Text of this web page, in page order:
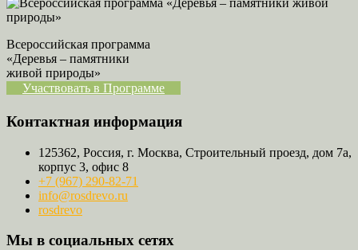
Всероссийская программа
«Деревья – памятники
живой природы»
Участвовать в Программе
Контактная информация
125362, Россия, г. Москва, Строительный проезд, дом 7а,
корпус 3, офис 8
+7 (967) 290-82-71
info@rosdrevo.ru
rosdrevo
Мы в социальных сетях